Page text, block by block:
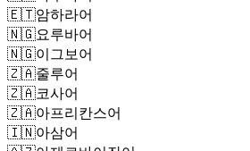
🇪🇹암하라어
🇳🇬요루바어
🇳🇬이그보어
🇿🇦줄루어
🇿🇦코사어
🇿🇦아프리칸스어
🇮🇳아삼어